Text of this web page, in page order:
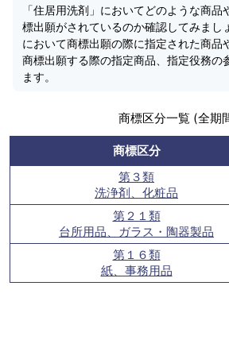
「住居用洗剤」においてどのような商
標出願がされているのか確認してみまし
において商標出願の際に指定された商品
商標出願する際の指定商品、指定役務の
ます。
商標区分一覧 (全期
商標区分
第３類
洗浄剤、化粧品
第２１類
台所用品、ガラス・陶器製品
第１６類
紙、事務用品